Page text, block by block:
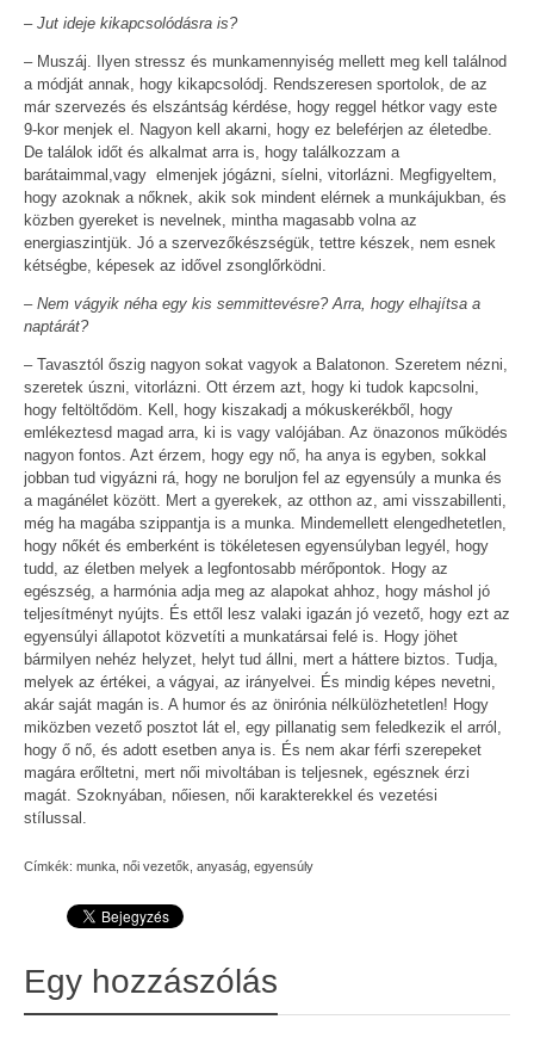
– Jut ideje kikapcsolódásra is?
– Muszáj. Ilyen stressz és munkamennyiség mellett meg kell találnod
a módját annak, hogy kikapcsolódj. Rendszeresen sportolok, de az
már szervezés és elszántság kérdése, hogy reggel hétkor vagy este
9-kor menjek el. Nagyon kell akarni, hogy ez beleférjen az életedbe.
De találok időt és alkalmat arra is, hogy találkozzam a
barátaimmal,vagy elmenjek jógázni, síelni, vitorlázni. Megfigyeltem,
hogy azoknak a nőknek, akik sok mindent elérnek a munkájukban, és
közben gyereket is nevelnek, mintha magasabb volna az
energiaszintjük. Jó a szervezőkészségük, tettre készek, nem esnek
kétségbe, képesek az idővel zsonglőrködni.
– Nem vágyik néha egy kis semmittevésre? Arra, hogy elhajítsa a
naptárát?
– Tavasztól őszig nagyon sokat vagyok a Balatonon. Szeretem nézni,
szeretek úszni, vitorlázni. Ott érzem azt, hogy ki tudok kapcsolni,
hogy feltöltődöm. Kell, hogy kiszakadj a mókuskerékből, hogy
emlékeztesd magad arra, ki is vagy valójában. Az önazonos működés
nagyon fontos. Azt érzem, hogy egy nő, ha anya is egyben, sokkal
jobban tud vigyázni rá, hogy ne boruljon fel az egyensúly a munka és
a magánélet között. Mert a gyerekek, az otthon az, ami visszabillenti,
még ha magába szippantja is a munka. Mindemellett elengedhetetlen,
hogy nőkét és emberként is tökéletesen egyensúlyban legyél, hogy
tudd, az életben melyek a legfontosabb mérőpontok. Hogy az
egészség, a harmónia adja meg az alapokat ahhoz, hogy máshol jó
teljesítményt nyújts. És ettől lesz valaki igazán jó vezető, hogy ezt az
egyensúlyi állapotot közvetíti a munkatársai felé is. Hogy jöhet
bármilyen nehéz helyzet, helyt tud állni, mert a háttere biztos. Tudja,
melyek az értékei, a vágyai, az irányelvei. És mindig képes nevetni,
akár saját magán is. A humor és az önirónia nélkülözhetetlen! Hogy
miközben vezető posztot lát el, egy pillanatig sem feledkezik el arról,
hogy ő nő, és adott esetben anya is. És nem akar férfi szerepeket
magára erőltetni, mert női mivoltában is teljesnek, egésznek érzi
magát. Szoknyában, nőiesen, női karakterekkel és vezetési
stílussal.
Címkék: munka női vezetők anyaság egyensúly
Egy hozzászólás